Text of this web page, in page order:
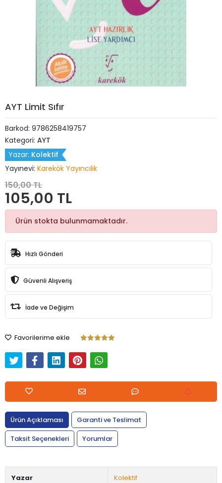
AYT Limit Sıfır
Barkod: 9786258419757
Kategori: AYT
Yazar: Kolektif
Yayınevi: Karekök Yayıncılık
150,00 TL
105,00 TL
Ürün stokta bulunmamaktadır.
Hızlı Gönderi
Güvenli Alışveriş
İade ve Değişim
Favorilerime ekle
Ürün Açıklaması
Garanti ve Teslimat
Taksit Seçenekleri
Yorumlar
Yazar Kolektif